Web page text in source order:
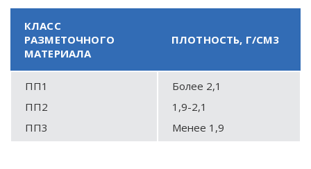
КЛАСС
РАЗМЕТОЧНОГО
МАТЕРИАЛА
ПЛОТНОСТЬ, Г/СМ3
ПП1
ПП2
ПП3
Более 2,1
1,9-2,1
Менее 1,9